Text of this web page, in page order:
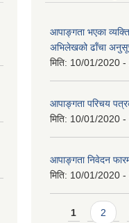
आपाङ्गता भएका
अभिलेखको ढाँचा
मिति: 10/01/2020 -
आपाङ्गता परिचय
मिति: 10/01/2020 -
आपाङ्गता निवेदन
मिति: 10/01/2020 -
Pages
1 2